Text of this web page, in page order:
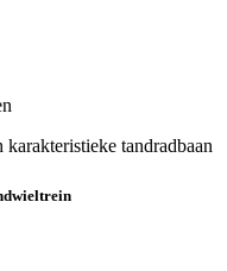
tandradbaan